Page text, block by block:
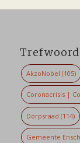
AkzoNobel (105)
Coronacrisis |
Dorpsraad (114)
Gemeente